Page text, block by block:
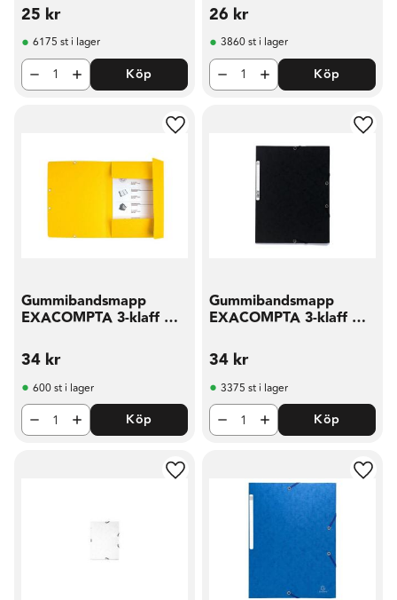
25 kr
6175 st i lager
Köp
26 kr
3860 st i lager
Köp
Gummibandsmapp
EXACOMPTA 3-klaff A4
34 kr
Lägg till i favoriter
600 st i lager
Köp
Gummibandsmapp
EXACOMPTA 3-klaff A4
34 kr
3375 st i lager
Köp
Lägg till i favoriter